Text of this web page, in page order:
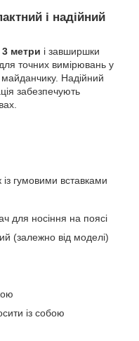
і надійний
3 метри і завширшки
точних вимірювань у
майданчику. Надійний
забезпечують
із гумовими вставками
для носіння на поясі
(залежно від моделі)
із собою